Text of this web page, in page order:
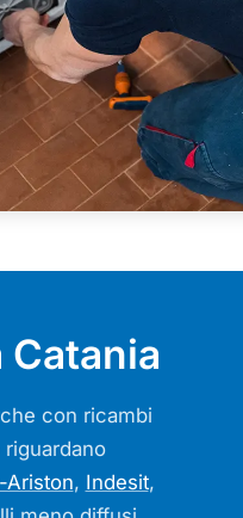
con ricambi
Ariston, Indesit,